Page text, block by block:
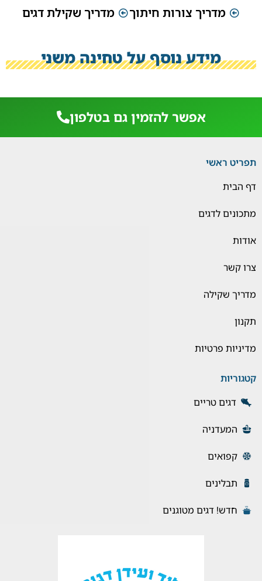
מדריך צורות חיתוך מדריך שקילת דגים
מידע נוסף על טחינה משני
אפשר להזמין גם בטלפון
תפריט ראשי
דף הבית
מתכונים לדגים
אודות
צרו קשר
מדריך שקילה
תקנון
מדיניות פרטיות
קטגוריות
דגים טריים
המעדניה
קפואים
תבלינים
חדש! דגים מטוגנים